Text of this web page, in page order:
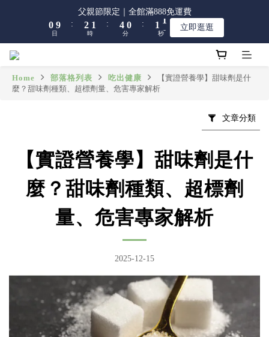
父親節限定｜全館滿888免運費
0 9
8
5
4
日
:
3
2
1
2
1
0
時
:
5
4
3
0
1
0
分
:
2
1
0
1
0
秒
立即逛逛
父親節限定｜全館滿888免運費
0 9
8
5
4
日
:
3
2
1
2
1
0
時
:
5
4
3
0
1
0
分
:
2
1
0
1
0
秒
立即逛逛
6
5
3
2
6
5
3
1
9
8
7
5
4
9
8
7
6
3
9
7
6
1
0
6
5
3
2
7
6
3
7
6
5
3
2
立即逛逛
Home 部落格列表 吃出健康
【實證營養學】甜味劑是什
麼？甜味劑種類、超標劑量、危害專家解析
文章分類
【實證營養學】甜味劑是什
麼？甜味劑種類、超標劑
量、危害專家解析
2025-12-15